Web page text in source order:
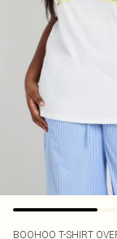
BOOHOO T-SHIRT